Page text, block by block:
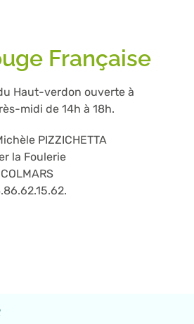
Française
Haut-verdon ouverte à
midi de 14h à 18h.
PIZZICHETTA
la Foulerie